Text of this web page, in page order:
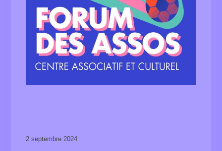
2 septembre 2024